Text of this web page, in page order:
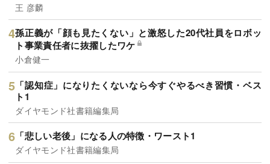
王 彦麟
孫正義が「顔も見たくない」と激怒した20代社員をロボッ
ト事業責任者に抜擢したワケ
小倉健一
「認知症」になりたくないなら今すぐやるべき習慣・ベス
ト1
ダイヤモンド社書籍編集局
「悲しい老後」になる人の特徴・ワースト1
ダイヤモンド社書籍編集局